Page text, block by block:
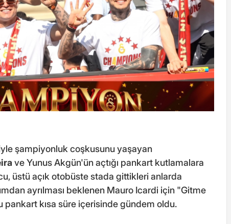
şampiyonluk coşkusunu yaşayan
ve Yunus Akgün'ün açtığı pankart kutlamalara
üstü açık otobüste stada gittikleri anlarda
ayrılması beklenen Mauro Icardi için "Gitme
pankart kısa süre içerisinde gündem oldu.